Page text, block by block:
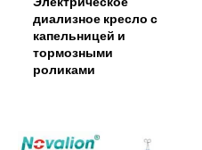
диализное кресло с
капельницей и
тормозными
роликами